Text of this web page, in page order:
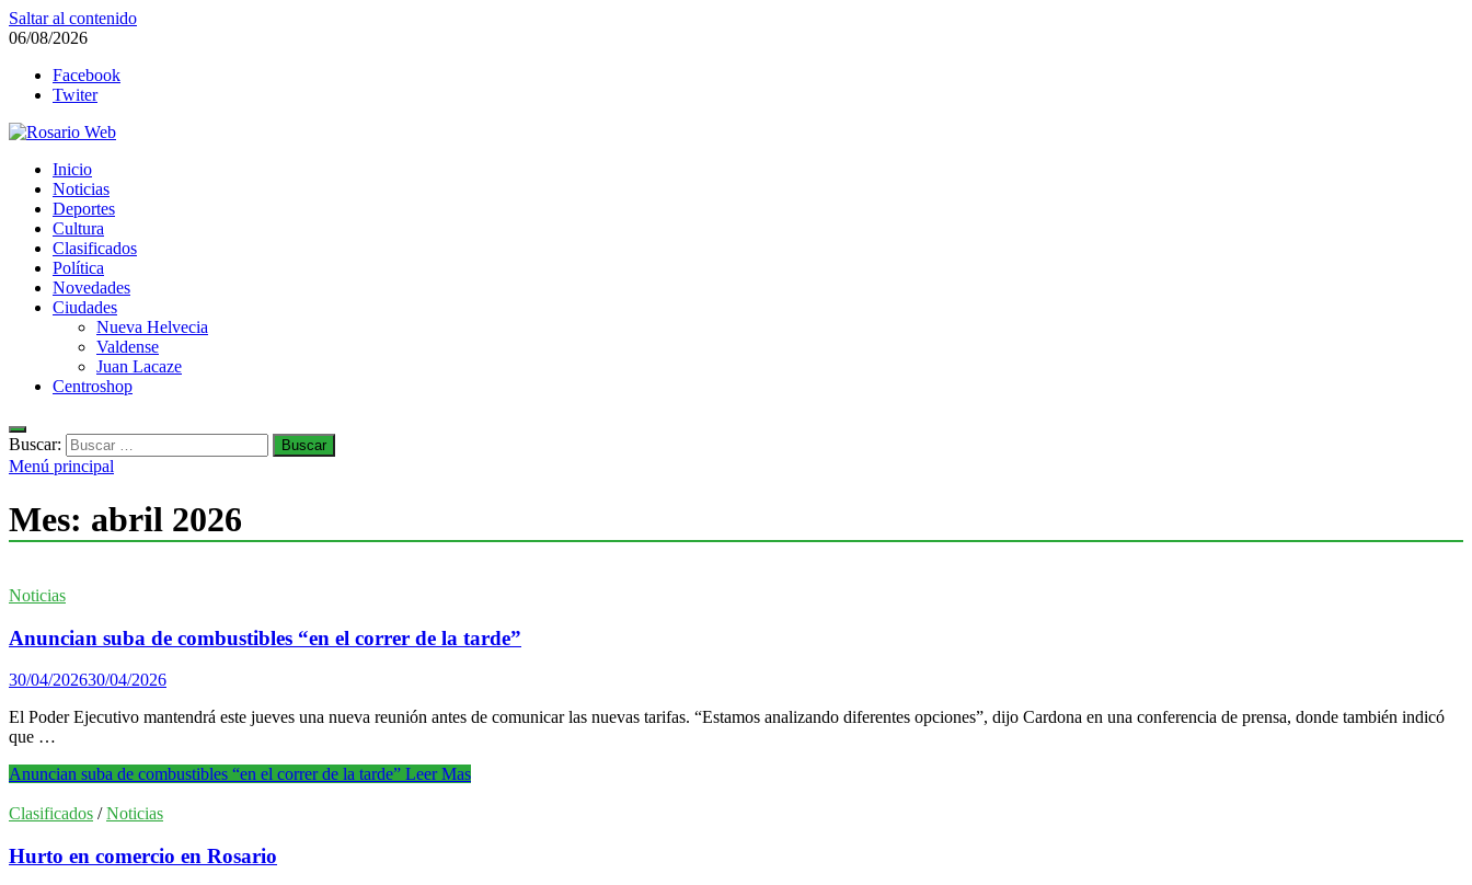
Saltar al contenido
06/08/2026
Facebook
Twiter
Rosario Web
Todas la noticias de Rosario y la zona
Inicio
Noticias
Deportes
Cultura
Clasificados
Política
Novedades
Ciudades
Nueva Helvecia
Valdense
Juan Lacaze
Centroshop
Buscar:
Menú principal
Mes: abril 2026
Noticias
Anuncian suba de combustibles “en el correr de la tarde”
30/04/202630/04/2026
El Poder Ejecutivo mantendrá este jueves una nueva reunión antes de comunicar las nuevas tarifas. “Estamos analizando diferentes opciones”, dijo Cardona en una conferencia de prensa, donde también indicó
que …
Anuncian suba de combustibles “en el correr de la tarde” Leer Mas
Clasificados /Noticias
Hurto en comercio en Rosario